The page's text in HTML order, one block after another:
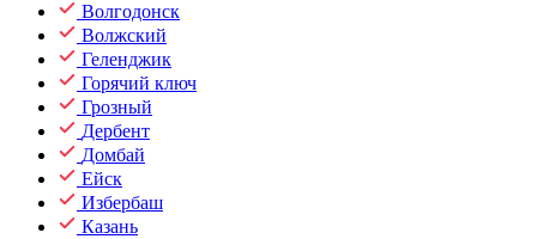
Волгодонск
Волжский
Геленджик
Горячий ключ
Грозный
Дербент
Домбай
Ейск
Избербаш
Казань